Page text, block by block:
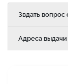
Звдать вопрос
Адреса